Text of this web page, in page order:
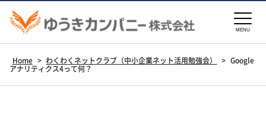
MENU
Home > わくわくネットクラブ（中小企業ネット活用勉強会） > Google
アナリティクス4って何？